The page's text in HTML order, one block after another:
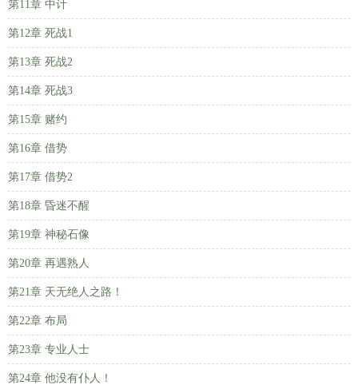
第11章 中计
第12章 死战1
第13章 死战2
第14章 死战3
第15章 赌约
第16章 借势
第17章 借势2
第18章 昏迷不醒
第19章 神秘石像
第20章 再遇熟人
第21章 天无绝人之路！
第22章 布局
第23章 专业人士
第24章 他没有仆人！